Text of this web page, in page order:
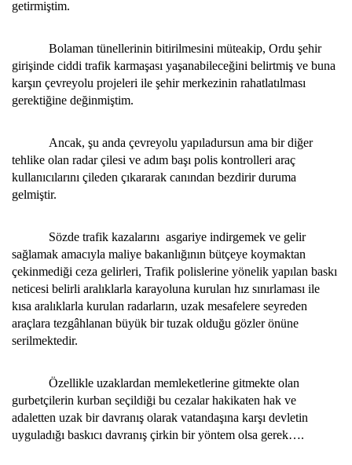
getirmiştim.
Bolaman tünellerinin bitirilmesini müteakip, Ordu şehir
girişinde ciddi trafik karmaşası yaşanabileceğini belirtmiş ve buna
karşın çevreyolu projeleri ile şehir merkezinin rahatlatılması
gerektiğine değinmiştim.
Ancak, şu anda çevreyolu yapıladursun ama bir diğer
tehlike olan radar çilesi ve adım başı polis kontrolleri araç
kullanıcılarını çileden çıkararak canından bezdirir duruma
gelmiştir.
Sözde trafik kazalarını asgariye indirgemek ve gelir
sağlamak amacıyla maliye bakanlığının bütçeye koymaktan
çekinmediği ceza gelirleri, Trafik polislerine yönelik yapılan baskı
neticesi belirli aralıklarla karayoluna kurulan hız sınırlaması ile
kısa aralıklarla kurulan radarların, uzak mesafelere seyreden
araçlara tezgâhlanan büyük bir tuzak olduğu gözler önüne
serilmektedir.
Özellikle uzaklardan memleketlerine gitmekte olan
gurbetçilerin kurban seçildiği bu cezalar hakikaten hak ve
adaletten uzak bir davranış olarak vatandaşına karşı devletin
uyguladığı baskıcı davranış çirkin bir yöntem olsa gerek….